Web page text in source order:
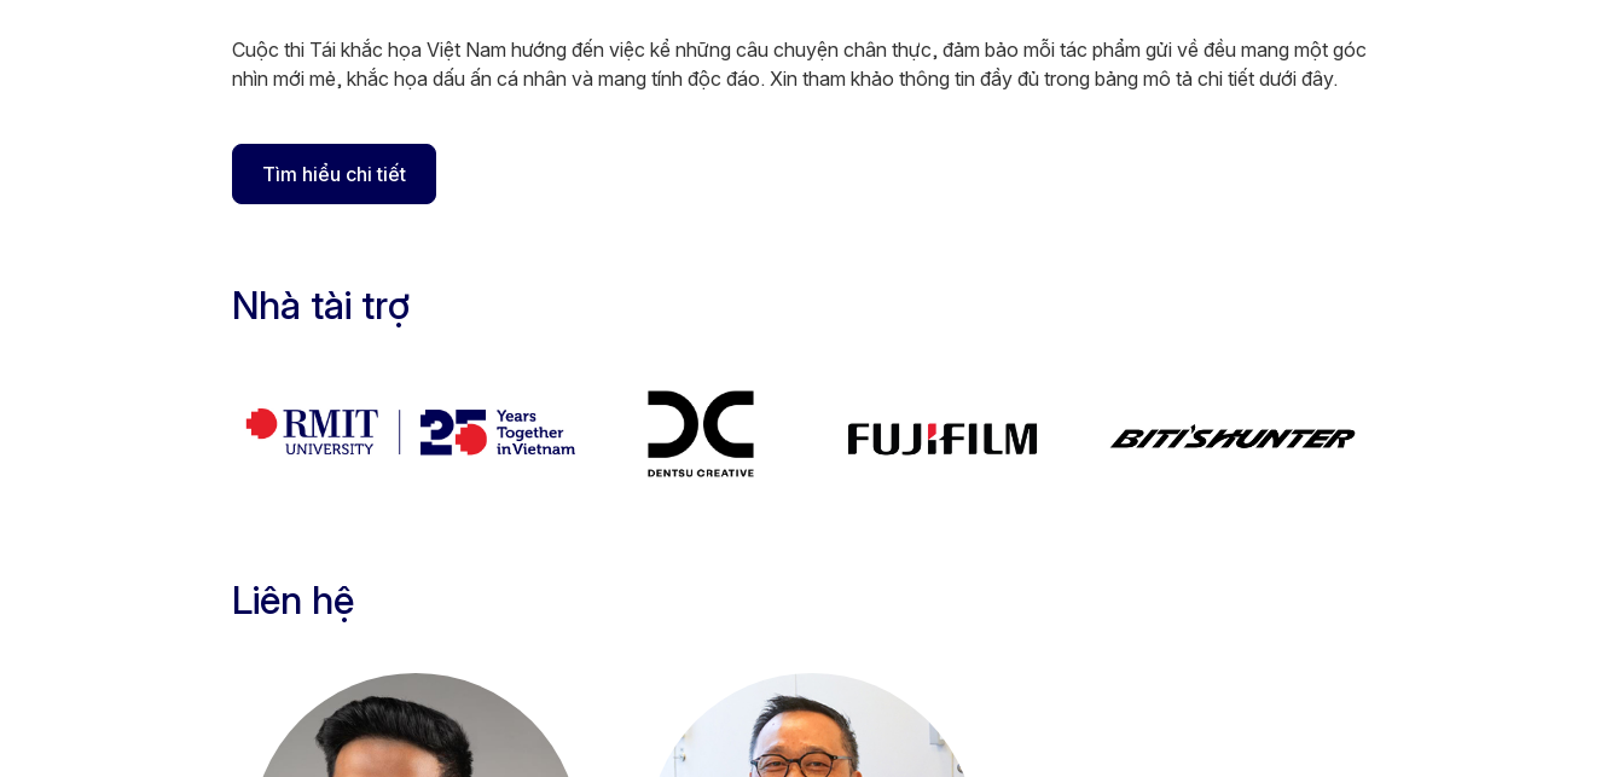
Cuộc thi Tái khắc họa Việt Nam hướng đến việc kể những câu chuyện chân thực, đảm bảo mỗi tác phẩm gửi về đều mang một góc
nhìn mới mẻ, khắc họa dấu ấn cá nhân và mang tính độc đáo. Xin tham khảo thông tin đầy đủ trong bảng mô tả chi tiết dưới đây.
Tìm hiểu chi tiết
Nhà tài trợ
Liên hệ